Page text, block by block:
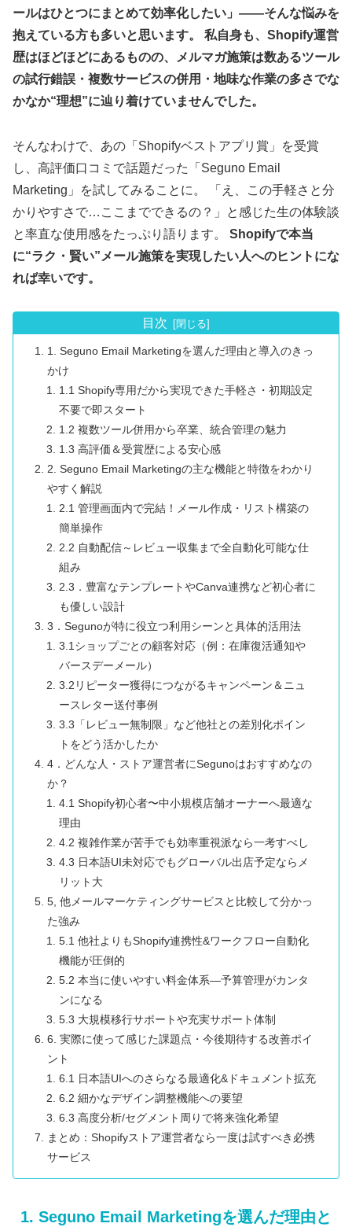
ールはひとつにまとめて効率化したい」——そんな悩みを
抱えている方も多いと思います。 私自身も、Shopify運営
歴はほどほどにあるものの、メルマガ施策は数あるツール
の試行錯誤・複数サービスの併用・地味な作業の多さでな
かなか“理想”に辿り着けていませんでした。
そんなわけで、あの「Shopifyベストアプリ賞」を受賞
し、高評価口コミで話題だった「Seguno Email
Marketing」を試してみることに。 「え、この手軽さと分
かりやすさで…ここまでできるの？」と感じた生の体験談
と率直な使用感をたっぷり語ります。 Shopifyで本当
に“ラク・賢い”メール施策を実現したい人へのヒントにな
れば幸いです。
目次
1. Seguno Email Marketingを選んだ理由と導入のきっ
かけ
1.1 Shopify専用だから実現できた手軽さ・初期設定
不要で即スタート
1.2 複数ツール併用から卒業、統合管理の魅力
1.3 高評価＆受賞歴による安心感
2. Seguno Email Marketingの主な機能と特徴をわかり
やすく解説
2.1 管理画面内で完結！メール作成・リスト構築の
簡単操作
2.2 自動配信～レビュー収集まで全自動化可能な仕
組み
2.3．豊富なテンプレートやCanva連携など初心者に
も優しい設計
3．Segunoが特に役立つ利用シーンと具体的活用法
3.1ショップごとの顧客対応（例：在庫復活通知や
バースデーメール）
3.2リピーター獲得につながるキャンペーン＆ニュ
ースレター送付事例
3.3「レビュー無制限」など他社との差別化ポイン
トをどう活かしたか
4．どんな人・ストア運営者にSegunoはおすすめなの
か？
4.1 Shopify初心者〜中小規模店舗オーナーへ最適な
理由
4.2 複雑作業が苦手でも効率重視派なら一考すべし
4.3 日本語UI未対応でもグローバル出店予定ならメ
リット大
5, 他メールマーケティングサービスと比較して分かっ
た強み
5.1 他社よりもShopify連携性&ワークフロー自動化
機能が圧倒的
5.2 本当に使いやすい料金体系—予算管理がカンタ
ンになる
5.3 大規模移行サポートや充実サポート体制
6. 実際に使って感じた課題点・今後期待する改善ポイ
ント
6.1 日本語UIへのさらなる最適化&ドキュメント拡充
6.2 細かなデザイン調整機能への要望
6.3 高度分析/セグメント周りで将来強化希望
まとめ：Shopifyストア運営者なら一度は試すべき必携
サービス
1. Seguno Email Marketingを選んだ理由と